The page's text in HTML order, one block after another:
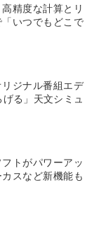
精度な計算とリ
いつでもどこで
ジナル番組エデ
る」天文シミュ
トがパワーアッ
スなど新機能も